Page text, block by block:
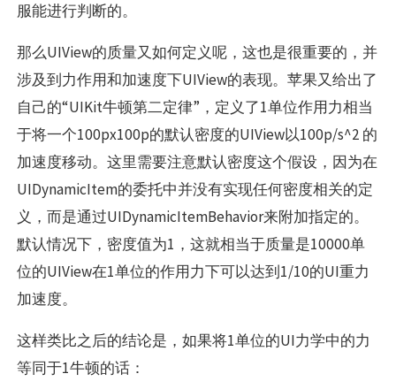
服能进行判断的。
那么UIView的质量又如何定义呢，这也是很重要的，并
涉及到力作用和加速度下UIView的表现。苹果又给出了
自己的“UIKit牛顿第二定律”，定义了1单位作用力相当
于将一个100px100p的默认密度的UIView以100p/s^2 的
加速度移动。这里需要注意默认密度这个假设，因为在
UIDynamicItem的委托中并没有实现任何密度相关的定
义，而是通过UIDynamicItemBehavior来附加指定的。
默认情况下，密度值为1，这就相当于质量是10000单
位的UIView在1单位的作用力下可以达到1/10的UI重力
加速度。
这样类比之后的结论是，如果将1单位的UI力学中的力
等同于1牛顿的话：